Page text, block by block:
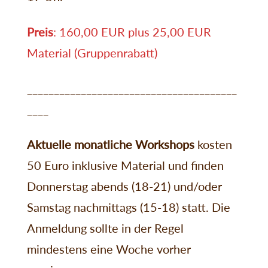
Preis: 160,00 EUR plus 25,00 EUR
Material (Gruppenrabatt)
Aktuelle monatliche Workshopskosten
50 Euro inklusive Material und finden
Donnerstag abends (18-21) und/oder
Samstag nachmittags (15-18) statt. Die
Anmeldung sollte in der Regel
mindestens eine Woche vorher